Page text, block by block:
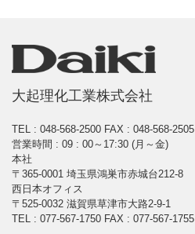
大起理化工業株式会社
TEL : 048-568-2500 FAX : 048-568-2505
営業時間 : 09 : 00～17:30 (月～金)
本社
〒365-0001 埼玉県鴻巣市赤城台212-8
西日本オフィス
〒525-0032 滋賀県草津市大路2-9-1
TEL : 077-567-1750 FAX : 077-567-1755